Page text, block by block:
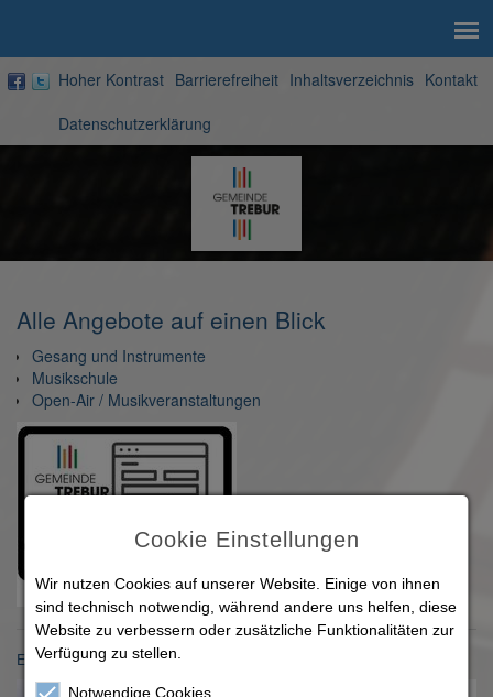
Hoher Kontrast Barrierefreiheit Inhaltsverzeichnis Kontakt
Datenschutzerklärung
Zur
Startseite
Alle Angebote auf einen Blick
Gesang und Instrumente
Musikschule
Open-Air / Musikveranstaltungen
Einwohnermeldeamt
Cookie Einstellungen
Wir nutzen Cookies auf unserer Website. Einige von ihnen
sind technisch notwendig, während andere uns helfen, diese
Website zu verbessern oder zusätzliche Funktionalitäten zur
Verfügung zu stellen.
Notwendige Cookies